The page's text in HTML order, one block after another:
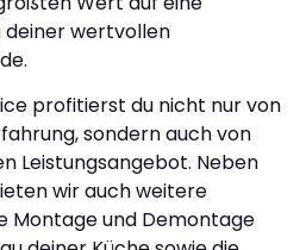
deiner wertvollen
profitierst du nicht nur von
sondern auch von
Leistungsangebot. Neben
wir auch weitere
Montage und Demontage